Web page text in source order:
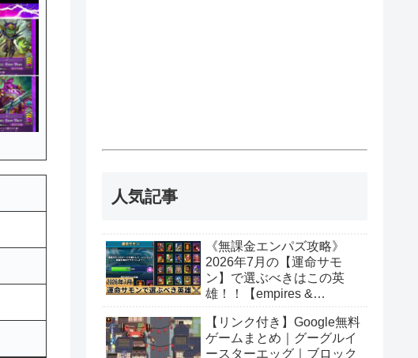
人気記事
《無課金エンパズ攻略》
2026年7月の【運命サモ
ン】で選ぶべきはこの英
雄！！【empires &
【リンク付き】Google無料
ゲームまとめ｜グーグルイ
ースターエッグ｜ブロック